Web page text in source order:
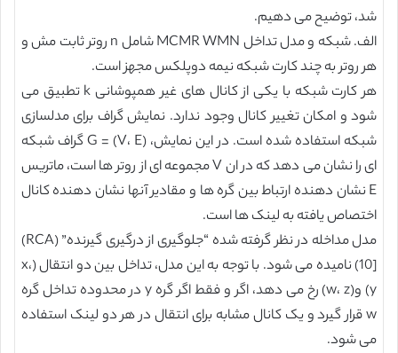
شد، توضیح می دهیم.
الف. شبکه و مدل تداخل MCMR WMN شامل n روتر ثابت مش و
هر روتر به چند کارت شبکه نیمه دوپلکس مجهز است.
هر کارت شبکه با یکی از کانال های غیر همپوشانی k تطبیق می
شود و امکان تغییر کانال وجود ندارد. نمایش گراف برای مدلسازی
شبکه استفاده شده است. در این نمایش، (G = (V، E گراف شبکه
ای را نشان می دهد که در ان V مجموعه ای از روتر ها است، ماتریس
E نشان دهنده ارتباط بین گره ها و مقادیر آنها نشان دهنده کانال
اختصاص یافته به لینک ها است.
مدل مداخله در نظر گرفته شده “جلوگیری از درگیری گیرنده” (RCA)
[10) نامیده می شود. با توجه به این مدل، تداخل بین دو انتقال (x،
y) و(w، z) رخ می دهد، اگر و فقط اگر گره y در محدوده تداخل گره
w قرار گیرد و یک کانال مشابه برای انتقال در هر دو لینک استفاده
می شود.